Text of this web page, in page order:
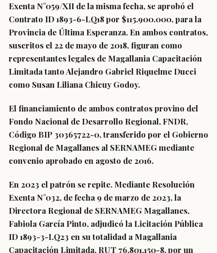
Exenta N°059/XII de la misma fecha, se aprobó el
Contrato ID 1893-6-LQ18 por $115.900.000, para la
Provincia de Última Esperanza. En ambos contratos,
suscritos el 22 de mayo de 2018, figuran como
representantes legales de Magallania Capacitación
Limitada tanto Alejandro Gabriel Riquelme Ducci
como Susan Liliana Chicuy Godoy.
El financiamiento de ambos contratos provino del
Fondo Nacional de Desarrollo Regional, FNDR,
Código BIP 30365722-0, transferido por el Gobierno
Regional de Magallanes al SERNAMEG mediante
convenio aprobado en agosto de 2016.
En 2023 el patrón se repite. Mediante Resolución
Exenta N°032, de fecha 9 de marzo de 2023, la
Directora Regional de SERNAMEG Magallanes,
Fabiola García Pinto, adjudicó la Licitación Pública
ID 1893-3-LQ23 en su totalidad a Magallania
Capacitación Limitada, RUT 76.801.150-8, por un